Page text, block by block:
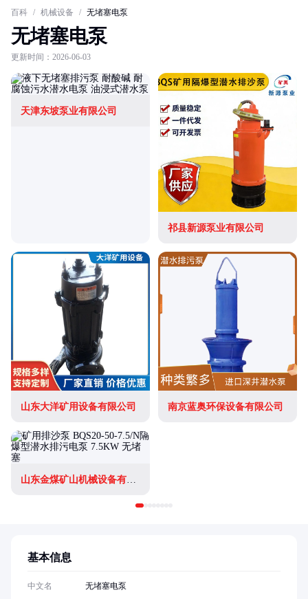
百科 / 机械设备 / 无堵塞电泵
无堵塞电泵
更新时间：2026-06-03
天津东坡泵业有限公司
祁县新源泵业有限公司
山东大洋矿用设备有限公司 南京蓝奥环保设备有限公司
山东金煤矿山机械设备有限公司
基本信息
中文名
无堵塞电泵